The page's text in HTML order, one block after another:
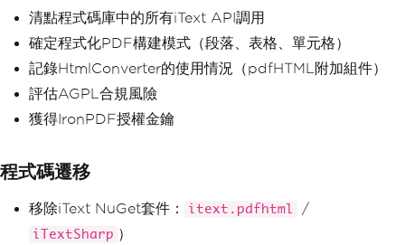
清點程式碼庫中的所有iText API調用
確定程式化PDF構建模式（段落、表格、單元格）
記錄HtmlConverter的使用情況（pdfHTML附加組件）
評估AGPL合規風險
獲得IronPDF授權金鑰
程式碼遷移
移除iText NuGet套件： itext.pdfhtml /
iTextSharp ）